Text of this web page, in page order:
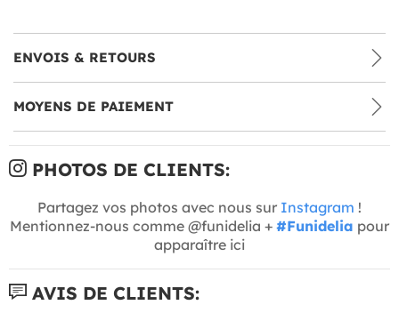
ENVOIS & RETOURS
MOYENS DE PAIEMENT
PHOTOS DE CLIENTS:
Partagez vos photos avec nous sur Instagram !
Mentionnez-nous comme @funidelia + #Funidelia pour
apparaître ici
AVIS DE CLIENTS: